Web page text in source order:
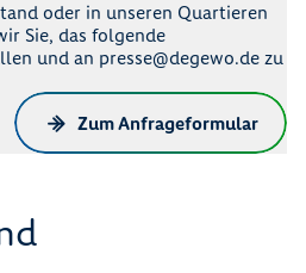
oder in unseren Quartieren
Sie, das folgende
und an presse@degewo.de zu
Zum Anfrageformular